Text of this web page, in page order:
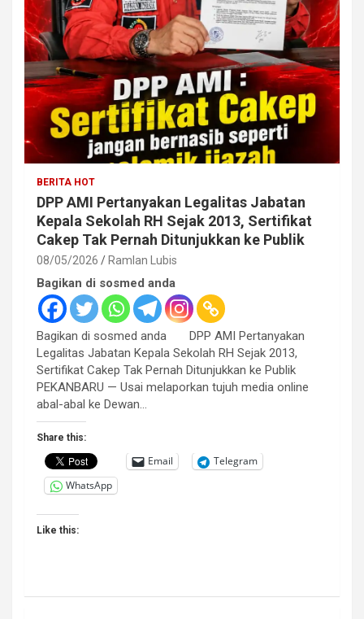
BERITA HOT
DPP AMI Pertanyakan Legalitas Jabatan
Kepala Sekolah RH Sejak 2013, Sertifikat
Cakep Tak Pernah Ditunjukkan ke Publik
08/05/2026 Ramlan Lubis
Bagikan di sosmed anda
Bagikan di sosmed anda DPP AMI Pertanyakan
Legalitas Jabatan Kepala Sekolah RH Sejak 2013,
Sertifikat Cakep Tak Pernah Ditunjukkan ke Publik
PEKANBARU — Usai melaporkan tujuh media online
abal-abal ke Dewan…
Share this:
Email
Telegram
WhatsApp
Like this: